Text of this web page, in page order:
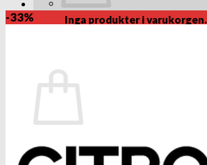
Inga produkter i varukorgen.
Gå tillbaka till butiken
-33%